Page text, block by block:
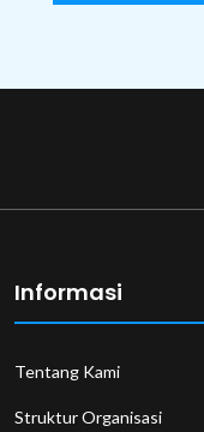
Informasi
Tentang Kami
Struktur Organisasi